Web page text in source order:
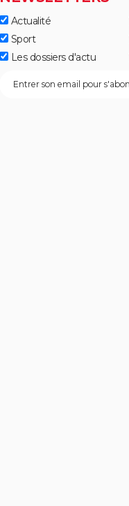
Actualité
Sport
Les dossiers d'actu